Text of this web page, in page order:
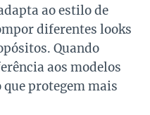
ao estilo de
diferentes looks
Quando
aos modelos
protegem mais